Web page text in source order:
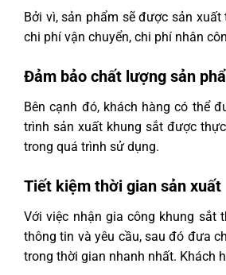
Bởi vì, sản phẩm sẽ được sản
chi phí vận chuyển, chi phí nhân
Đảm bảo chất lượng sản
Bên cạnh đó, khách hàng có thể
trình sản xuất khung sắt được
trong quá trình sử dụng.
Tiết kiệm thời gian sản xuất
Với việc nhận gia công khung sắt
thông tin và yêu cầu, sau đó đưa
trong thời gian nhanh nhất. Khách